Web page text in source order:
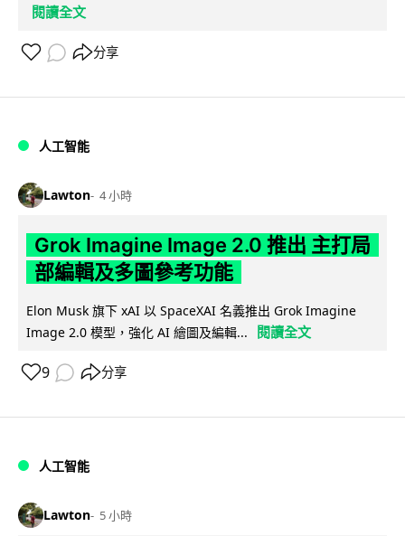
閱讀全文
分享
人工智能
Lawton 4 小時
Grok Imagine Image 2.0 推出 主打局
部編輯及多圖參考功能
Elon Musk 旗下 xAI 以 SpaceXAI 名義推出 Grok Imagine
Image 2.0 模型，強化 AI 繪圖及編輯...
閱讀全文
9 分享
人工智能
Lawton 5 小時